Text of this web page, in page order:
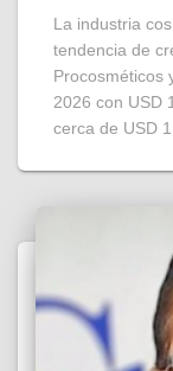
La industria
tendencia de
Procosméticos
2026 con USD
cerca de USD